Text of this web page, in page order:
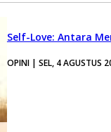
Self-Love: Antara
OPINI | SEL, 4 AGUSTUS